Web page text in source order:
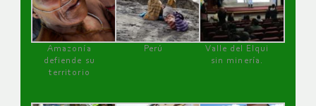
Amazonía
defiende su
territorio
Perú
Valle del Elqui
sin minería.